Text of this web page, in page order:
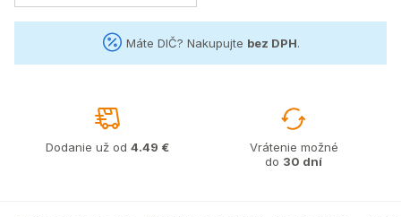
Máte DIČ? Nakupujte bez DPH.
Dodanie už od 4.49 €
Vrátenie možné
do 30 dní